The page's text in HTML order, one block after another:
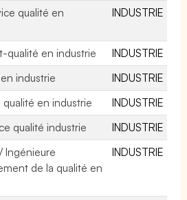
qualité en
INDUSTRIE
qualité en industrie
INDUSTRIE
industrie
INDUSTRIE
en industrie
INDUSTRIE
qualité industrie
INDUSTRIE
Ingénieure
de la qualité en
INDUSTRIE